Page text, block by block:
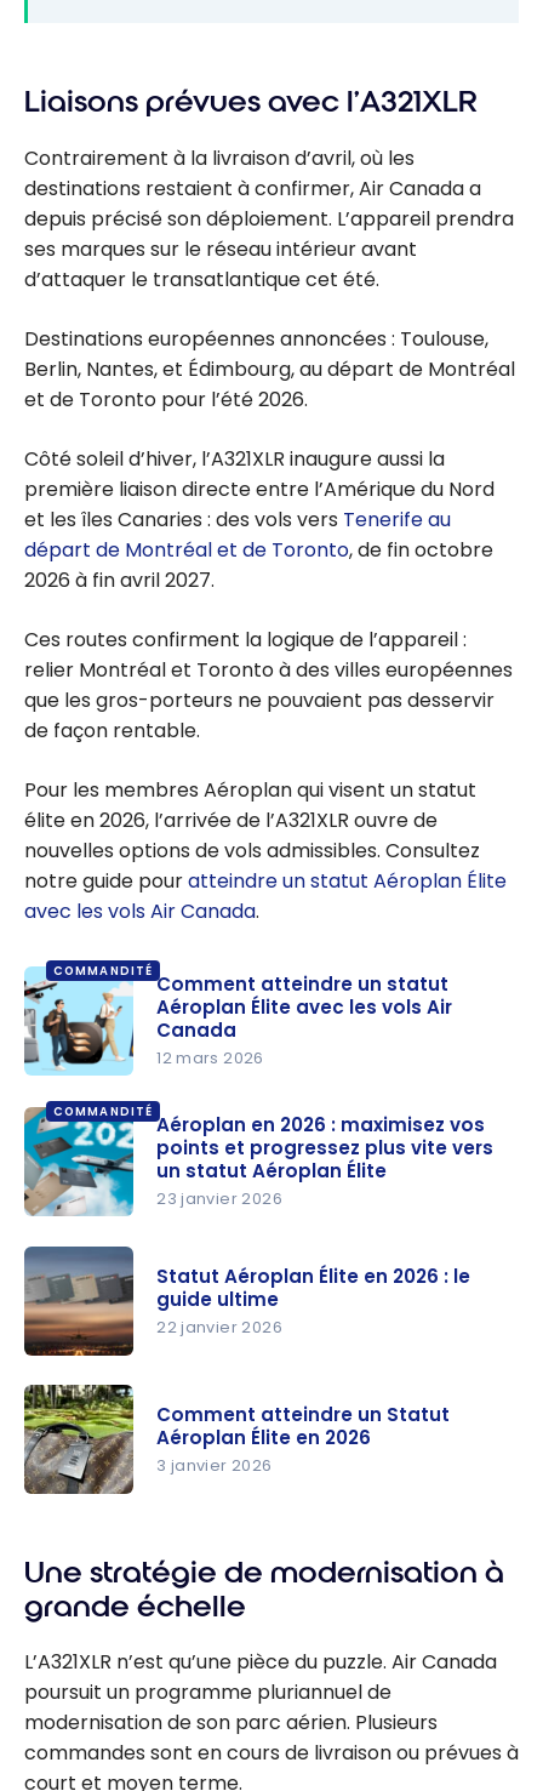
Liaisons prévues avec l’A321XLR
Contrairement à la livraison d’avril, où les
destinations restaient à confirmer, Air Canada a
depuis précisé son déploiement. L’appareil prendra
ses marques sur le réseau intérieur avant
d’attaquer le transatlantique cet été.
Destinations européennes annoncées : Toulouse,
Berlin, Nantes, et Édimbourg, au départ de Montréal
et de Toronto pour l’été 2026.
Côté soleil d’hiver, l’A321XLR inaugure aussi la
première liaison directe entre l’Amérique du Nord
et les îles Canaries : des vols vers Tenerife au
départ de Montréal et de Toronto, de fin octobre
2026 à fin avril 2027.
Ces routes confirment la logique de l’appareil :
relier Montréal et Toronto à des villes européennes
que les gros-porteurs ne pouvaient pas desservir
de façon rentable.
Pour les membres Aéroplan qui visent un statut
élite en 2026, l’arrivée de l’A321XLR ouvre de
nouvelles options de vols admissibles. Consultez
notre guide pouratteindre un statut Aéroplan Élite
avec les vols Air Canada.
COMMANDITÉ
atteindre
un statut
Aéroplan
Élite avec
les vols Air
Canada
Comment atteindre un statut
Aéroplan Élite avec les vols Air
Canada
12 mars 2026
COMMANDITÉ
n 2026 :
maximisez
vos points
et
progressez
plus vite
vers un
statut
Aéroplan en 2026 : maximisez vos
points et progressez plus vite vers
un statut Aéroplan Élite
23 janvier 2026
Aéroplan
Élite en
2026 : le
guide
Statut Aéroplan Élite en 2026 : le
guide ultime
22 janvier 2026
un Statut
Aéroplan
Élite en
2026
Comment atteindre un Statut
Aéroplan Élite en 2026
3 janvier 2026
Une stratégie de modernisation à
grande échelle
L’A321XLR n’est qu’une pièce du puzzle. Air Canada
poursuit un programme pluriannuel de
modernisation de son parc aérien. Plusieurs
commandes sont en cours de livraison ou prévues à
court et moyen terme.